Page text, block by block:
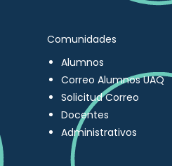
Comunidades
Alumnos
Correo Alumnos UAQ
Solicitud Correo
Docentes
Administrativos